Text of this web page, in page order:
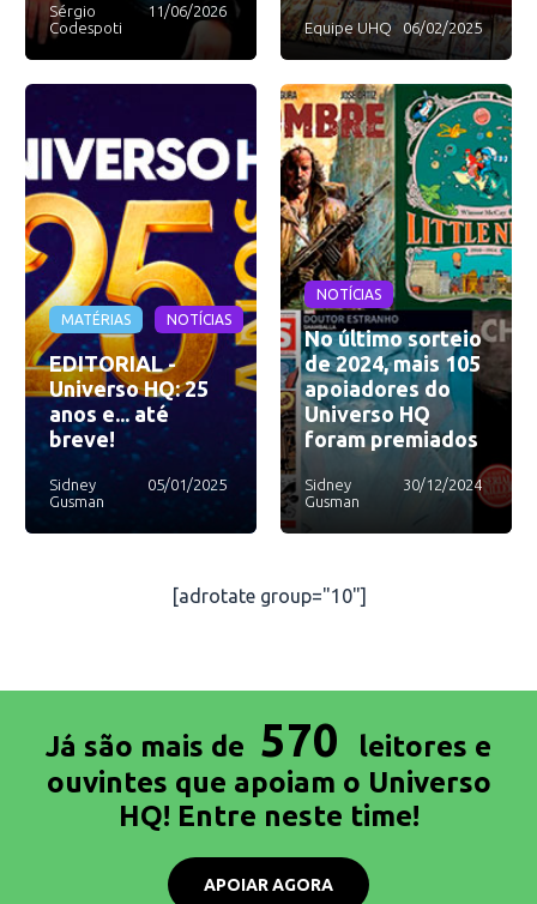
Sérgio
Codespoti
11/06/2026
Equipe UHQ 06/02/2025
MATÉRIAS NOTÍCIAS
EDITORIAL -
Universo HQ: 25
anos e... até
breve!
Sidney
Gusman
05/01/2025
NOTÍCIAS
No último sorteio
de 2024, mais 105
apoiadores do
Universo HQ
foram premiados
Sidney
Gusman
30/12/2024
[adrotate group="10"]
Já são mais de 570
leitores e
ouvintes que apoiam o Universo
HQ! Entre neste time!
APOIAR AGORA